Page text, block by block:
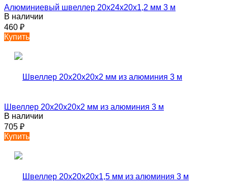
Алюминиевый швеллер 20х24х20х1,2 мм 3 м
В наличии
460 ₽
Купить
Швеллер 20х20х20х2 мм из алюминия 3 м
В наличии
705 ₽
Купить